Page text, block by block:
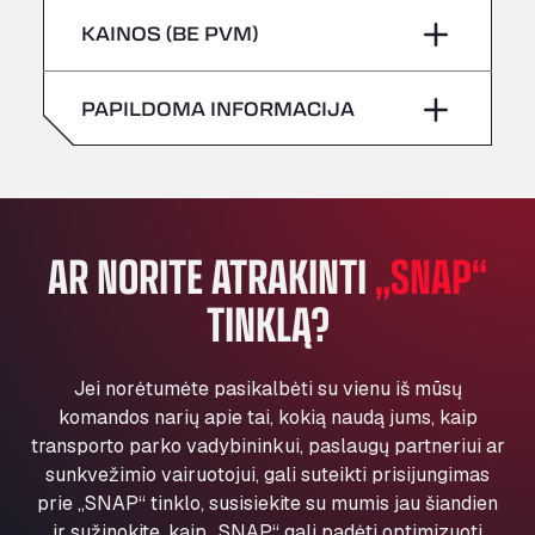
All 4 Trucks
Av. des Etats-Unis 90, 6041
Andamur Guarroman
Andamur Pamplona
A-15 Salida Imarcoain, 31119
Andamur San Roman II
Anglia Motel
Washway Road, PE12 8LT
Anpol Sp. z o.o.
Ul. Torunska 147, 85884
Aqua Ariva GmbH
Sekmadienis –
Penktadienis –
Sekmadienis –
KAINOS (BE PVM)
PAPILDOMA INFORMACIJA
AR NORITE ATRAKINTI„SNAP“
TINKLĄ?
Jei norėtumėte pasikalbėti su vienu iš mūsų
komandos narių apie tai, kokią naudą jums, kaip
transporto parko vadybininkui, paslaugų partneriui ar
sunkvežimio vairuotojui, gali suteikti prisijungimas
prie „SNAP“ tinklo, susisiekite su mumis jau šiandien